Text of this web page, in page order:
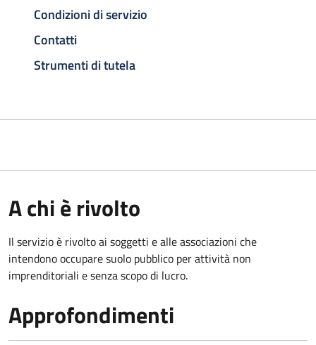
Condizioni di servizio
Contatti
Strumenti di tutela
A chi è rivolto
Il servizio è rivolto ai soggetti e alle associazioni che
intendono occupare suolo pubblico per attività non
imprenditoriali e senza scopo di lucro.
Approfondimenti